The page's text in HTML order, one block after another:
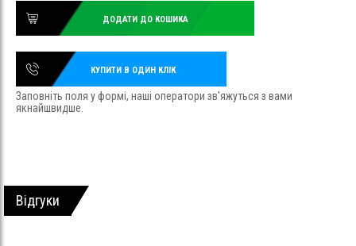
ДОДАТИ ДО КОШИКА
КУПИТИ В ОДИН КЛІК
Заповніть поля у формі, наші оператори зв'яжуться з вами
якнайшвидше.
Відгуки